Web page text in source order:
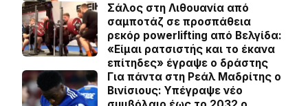
Σάλος στη Λιθουανία από
σαμποτάζ σε προσπάθεια
ρεκόρ powerlifting από Βελγίδα:
«Είμαι ρατσιστής και το έκανα
επίτηδες» έγραψε ο δράστης
Για πάντα στη Ρεάλ Μαδρίτης ο
Βινίσιους: Yπέγραψε νέο